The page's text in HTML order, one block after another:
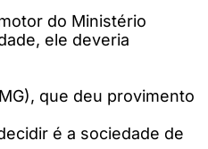
do Ministério
ele deveria
que deu provimento
é a sociedade de